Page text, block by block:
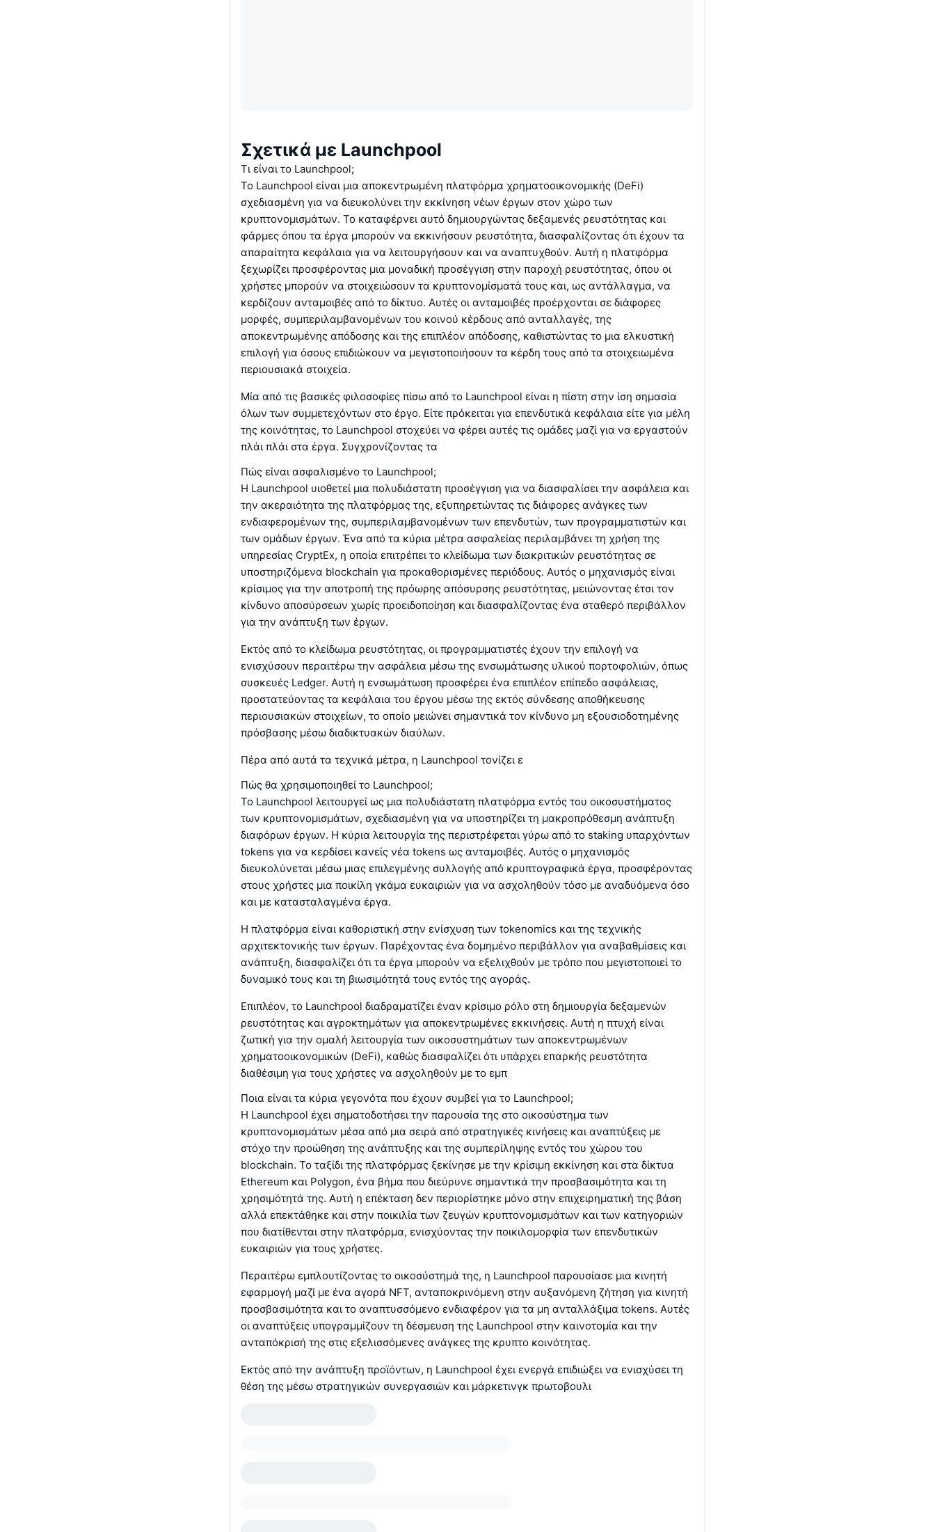
Σχετικά με Launchpool
Τι είναι το Launchpool;
Το Launchpool είναι μια αποκεντρωμένη πλατφόρμα χρηματοοικονομικής (DeFi)
σχεδιασμένη για να διευκολύνει την εκκίνηση νέων έργων στον χώρο των
κρυπτονομισμάτων. Το καταφέρνει αυτό δημιουργώντας δεξαμενές ρευστότητας και
φάρμες όπου τα έργα μπορούν να εκκινήσουν ρευστότητα, διασφαλίζοντας ότι έχουν τα
απαραίτητα κεφάλαια για να λειτουργήσουν και να αναπτυχθούν. Αυτή η πλατφόρμα
ξεχωρίζει προσφέροντας μια μοναδική προσέγγιση στην παροχή ρευστότητας, όπου οι
χρήστες μπορούν να στοιχειώσουν τα κρυπτονομίσματά τους και, ως αντάλλαγμα, να
κερδίζουν ανταμοιβές από το δίκτυο. Αυτές οι ανταμοιβές προέρχονται σε διάφορες
μορφές, συμπεριλαμβανομένων του κοινού κέρδους από ανταλλαγές, της
αποκεντρωμένης απόδοσης και της επιπλέον απόδοσης, καθιστώντας το μια ελκυστική
επιλογή για όσους επιδιώκουν να μεγιστοποιήσουν τα κέρδη τους από τα στοιχειωμένα
περιουσιακά στοιχεία.
Μία από τις βασικές φιλοσοφίες πίσω από το Launchpool είναι η πίστη στην ίση σημασία
όλων των συμμετεχόντων στο έργο. Είτε πρόκειται για επενδυτικά κεφάλαια είτε για μέλη
της κοινότητας, το Launchpool στοχεύει να φέρει αυτές τις ομάδες μαζί για να εργαστούν
πλάι πλάι στα έργα. Συγχρονίζοντας τα
Πώς είναι ασφαλισμένο το Launchpool;
Η Launchpool υιοθετεί μια πολυδιάστατη προσέγγιση για να διασφαλίσει την ασφάλεια και
την ακεραιότητα της πλατφόρμας της, εξυπηρετώντας τις διάφορες ανάγκες των
ενδιαφερομένων της, συμπεριλαμβανομένων των επενδυτών, των προγραμματιστών και
των ομάδων έργων. Ένα από τα κύρια μέτρα ασφαλείας περιλαμβάνει τη χρήση της
υπηρεσίας CryptEx, η οποία επιτρέπει το κλείδωμα των διακριτικών ρευστότητας σε
υποστηριζόμενα blockchain για προκαθορισμένες περιόδους. Αυτός ο μηχανισμός είναι
κρίσιμος για την αποτροπή της πρόωρης απόσυρσης ρευστότητας, μειώνοντας έτσι τον
κίνδυνο αποσύρσεων χωρίς προειδοποίηση και διασφαλίζοντας ένα σταθερό περιβάλλον
για την ανάπτυξη των έργων.
Εκτός από το κλείδωμα ρευστότητας, οι προγραμματιστές έχουν την επιλογή να
ενισχύσουν περαιτέρω την ασφάλεια μέσω της ενσωμάτωσης υλικού πορτοφολιών, όπως
συσκευές Ledger. Αυτή η ενσωμάτωση προσφέρει ένα επιπλέον επίπεδο ασφάλειας,
προστατεύοντας τα κεφάλαια του έργου μέσω της εκτός σύνδεσης αποθήκευσης
περιουσιακών στοιχείων, το οποίο μειώνει σημαντικά τον κίνδυνο μη εξουσιοδοτημένης
πρόσβασης μέσω διαδικτυακών διαύλων.
Πέρα από αυτά τα τεχνικά μέτρα, η Launchpool τονίζει ε
Πώς θα χρησιμοποιηθεί το Launchpool;
Το Launchpool λειτουργεί ως μια πολυδιάστατη πλατφόρμα εντός του οικοσυστήματος
των κρυπτονομισμάτων, σχεδιασμένη για να υποστηρίζει τη μακροπρόθεσμη ανάπτυξη
διαφόρων έργων. Η κύρια λειτουργία της περιστρέφεται γύρω από το staking υπαρχόντων
tokens για να κερδίσει κανείς νέα tokens ως ανταμοιβές. Αυτός ο μηχανισμός
διευκολύνεται μέσω μιας επιλεγμένης συλλογής από κρυπτογραφικά έργα, προσφέροντας
στους χρήστες μια ποικίλη γκάμα ευκαιριών για να ασχοληθούν τόσο με αναδυόμενα όσο
και με κατασταλαγμένα έργα.
Η πλατφόρμα είναι καθοριστική στην ενίσχυση των tokenomics και της τεχνικής
αρχιτεκτονικής των έργων. Παρέχοντας ένα δομημένο περιβάλλον για αναβαθμίσεις και
ανάπτυξη, διασφαλίζει ότι τα έργα μπορούν να εξελιχθούν με τρόπο που μεγιστοποιεί το
δυναμικό τους και τη βιωσιμότητά τους εντός της αγοράς.
Επιπλέον, το Launchpool διαδραματίζει έναν κρίσιμο ρόλο στη δημιουργία δεξαμενών
ρευστότητας και αγροκτημάτων για αποκεντρωμένες εκκινήσεις. Αυτή η πτυχή είναι
ζωτική για την ομαλή λειτουργία των οικοσυστημάτων των αποκεντρωμένων
χρηματοοικονομικών (DeFi), καθώς διασφαλίζει ότι υπάρχει επαρκής ρευστότητα
διαθέσιμη για τους χρήστες να ασχοληθούν με το εμπ
Ποια είναι τα κύρια γεγονότα που έχουν συμβεί για το Launchpool;
Η Launchpool έχει σηματοδοτήσει την παρουσία της στο οικοσύστημα των
κρυπτονομισμάτων μέσα από μια σειρά από στρατηγικές κινήσεις και αναπτύξεις με
στόχο την προώθηση της ανάπτυξης και της συμπερίληψης εντός του χώρου του
blockchain. Το ταξίδι της πλατφόρμας ξεκίνησε με την κρίσιμη εκκίνηση και στα δίκτυα
Ethereum και Polygon, ένα βήμα που διεύρυνε σημαντικά την προσβασιμότητα και τη
χρησιμότητά της. Αυτή η επέκταση δεν περιορίστηκε μόνο στην επιχειρηματική της βάση
αλλά επεκτάθηκε και στην ποικιλία των ζευγών κρυπτονομισμάτων και των κατηγοριών
που διατίθενται στην πλατφόρμα, ενισχύοντας την ποικιλομορφία των επενδυτικών
ευκαιριών για τους χρήστες.
Περαιτέρω εμπλουτίζοντας το οικοσύστημά της, η Launchpool παρουσίασε μια κινητή
εφαρμογή μαζί με ένα αγορά NFT, ανταποκρινόμενη στην αυξανόμενη ζήτηση για κινητή
προσβασιμότητα και το αναπτυσσόμενο ενδιαφέρον για τα μη ανταλλάξιμα tokens. Αυτές
οι αναπτύξεις υπογραμμίζουν τη δέσμευση της Launchpool στην καινοτομία και την
ανταπόκρισή της στις εξελισσόμενες ανάγκες της κρυπτο κοινότητας.
Εκτός από την ανάπτυξη προϊόντων, η Launchpool έχει ενεργά επιδιώξει να ενισχύσει τη
θέση της μέσω στρατηγικών συνεργασιών και μάρκετινγκ πρωτοβουλι